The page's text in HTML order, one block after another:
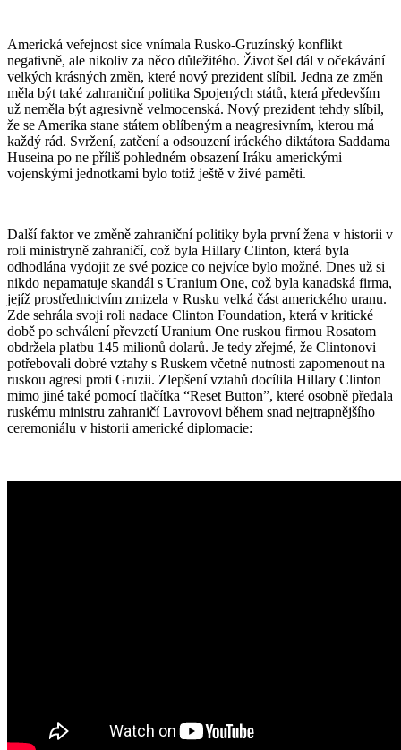
Americká veřejnost sice vnímala Rusko-Gruzínský konflikt
negativně, ale nikoliv za něco důležitého. Život šel dál v očekávání
velkých krásných změn, které nový prezident slíbil. Jedna ze změn
měla být také zahraniční politika Spojených států, která především
už neměla být agresivně velmocenská. Nový prezident tehdy slíbil,
že se Amerika stane státem oblíbeným a neagresivním, kterou má
každý rád. Svržení, zatčení a odsouzení iráckého diktátora Saddama
Huseina po ne příliš pohledném obsazení Iráku americkými
vojenskými jednotkami bylo totiž ještě v živé paměti.
Další faktor ve změně zahraniční politiky byla první žena v historii v
roli ministryně zahraničí, což byla Hillary Clinton, která byla
odhodlána vydojit ze své pozice co nejvíce bylo možné. Dnes už si
nikdo nepamatuje skandál s Uranium One, což byla kanadská firma,
jejíž prostřednictvím zmizela v Rusku velká část amerického uranu.
Zde sehrála svoji roli nadace Clinton Foundation, která v kritické
době po schválení převzetí Uranium One ruskou firmou Rosatom
obdržela platbu 145 milionů dolarů. Je tedy zřejmé, že Clintonovi
potřebovali dobré vztahy s Ruskem včetně nutnosti zapomenout na
ruskou agresi proti Gruzii. Zlepšení vztahů docílila Hillary Clinton
mimo jiné také pomocí tlačítka “Reset Button”, které osobně předala
ruskému ministru zahraničí Lavrovovi během snad nejtrapnějšího
ceremoniálu v historii americké diplomacie: